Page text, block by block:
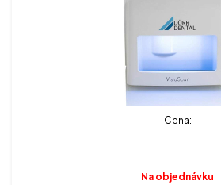
Cena:
Na objednávku